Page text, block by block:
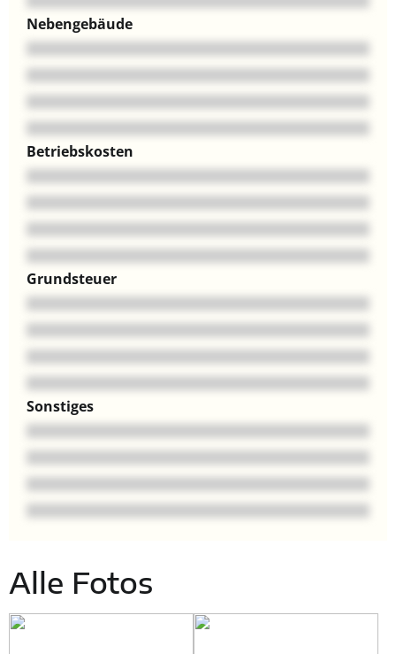
Nebengebäude
Betriebskosten
Grundsteuer
Sonstiges
Alle Fotos